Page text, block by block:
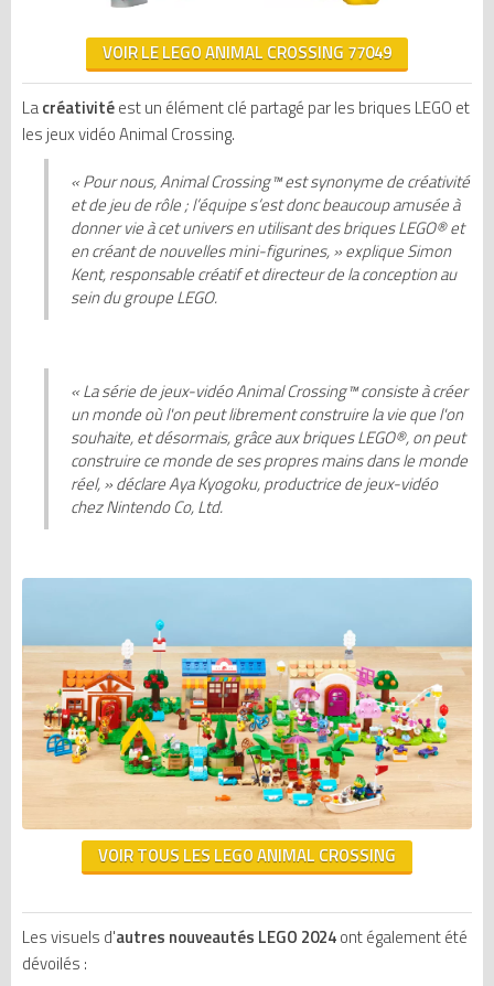
VOIR LE LEGO ANIMAL CROSSING 77049
Lacréativitéest un élément clé partagé par les briques LEGO et
les jeux vidéo Animal Crossing.
«Pour nous, AnimalCrossing™ est synonyme de créativité
et de jeu de rôle;l’équipe s’est donc beaucoup amusée à
donner vie à cet univers en utilisant des briques LEGO® et
en créant de nouvelles mini-figurines, » explique Simon
Kent, responsable créatif et directeur de la conception au
sein du groupe LEGO.
« La série de jeux-vidéo AnimalCrossing™ consiste à créer
un monde où l'on peut librement construire la vie que l'on
souhaite, et désormais, grâce aux briques LEGO®, on peut
construire ce monde de ses propres mains dans le monde
réel, » déclare AyaKyogoku, productrice de jeux-vidéo
chez Nintendo Co, Ltd.
VOIR TOUS LES LEGO ANIMAL CROSSING
Les visuels d'autres nouveautés LEGO 2024ont également été
dévoilés :